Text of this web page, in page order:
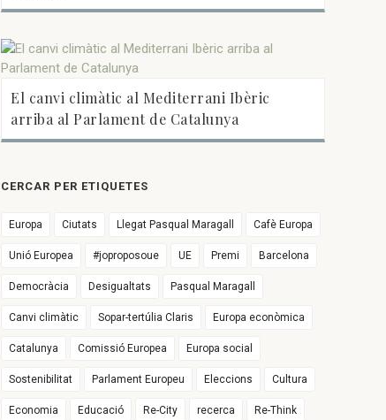
El canvi climàtic al Mediterrani Ibèric
arriba al Parlament de Catalunya
CERCAR PER ETIQUETES
Europa Ciutats Llegat Pasqual Maragall Cafè Europa
Unió Europea #joproposoue UE Premi Barcelona
Democràcia Desigualtats Pasqual Maragall
Canvi climàtic Sopar-tertúlia Claris Europa econòmica
Catalunya Comissió Europea Europa social
Sostenibilitat Parlament Europeu Eleccions Cultura
Economia Educació Re-City recerca Re-Think